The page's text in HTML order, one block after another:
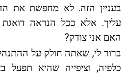
בעניין הזה. לא מחפשת את
עליך. אלא ככל הנראה דואגת
האם אני צודק?
ברור לי, שאתה חולק על
כלפיה, וציפייה שהיא